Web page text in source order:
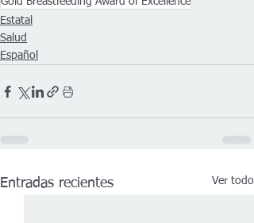
Estatal
Salud
Español
Entradas recientes Ver todo